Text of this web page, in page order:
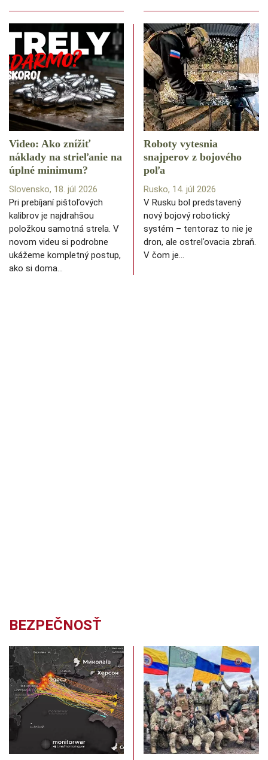
Video: Ako znížiť
náklady na strieľanie na
úplné minimum?
Slovensko, 18. júl 2026
Pri prebíjaní pištoľových
kalibrov je najdrahšou
položkou samotná strela. V
novom videu si podrobne
ukážeme kompletný postup,
ako si doma…
Roboty vytesnia
snajperov z bojového
poľa
Rusko, 14. júl 2026
V Rusku bol predstavený
nový bojový robotický
systém – tentoraz to nie je
dron, ale ostreľovacia zbraň.
V čom je…
BEZPEČNOSŤ